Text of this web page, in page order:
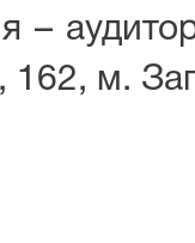
–
162, м.